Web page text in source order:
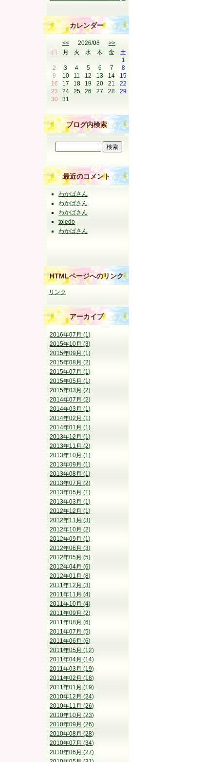
カレンダー
<<2026/08>>
日
月 火 水 木 金
土
1
2
3 4 5 6 7
8
9
10 11 12 13 14
15
16
17 18 19 20 21
22
23
24 25 26 27 28
29
30
31
ブログ内検索
最近のコメント
わかばさん
わかばさん
わかばさん
toledo
わかばさん
HTMLページへのリンク
リンク
アーカイブ
2016年07月 (1)
2015年10月 (3)
2015年09月 (1)
2015年08月 (2)
2015年07月 (1)
2015年05月 (1)
2015年03月 (2)
2014年07月 (2)
2014年03月 (1)
2014年02月 (1)
2014年01月 (1)
2013年12月 (1)
2013年11月 (2)
2013年10月 (1)
2013年09月 (1)
2013年08月 (1)
2013年07月 (2)
2013年05月 (1)
2013年03月 (1)
2012年12月 (1)
2012年11月 (3)
2012年10月 (2)
2012年09月 (1)
2012年06月 (3)
2012年05月 (5)
2012年04月 (6)
2012年01月 (8)
2011年12月 (3)
2011年11月 (4)
2011年10月 (4)
2011年09月 (2)
2011年08月 (6)
2011年07月 (5)
2011年06月 (6)
2011年05月 (12)
2011年04月 (14)
2011年03月 (19)
2011年02月 (18)
2011年01月 (19)
2010年12月 (24)
2010年11月 (26)
2010年10月 (23)
2010年09月 (26)
2010年08月 (28)
2010年07月 (34)
2010年06月 (27)